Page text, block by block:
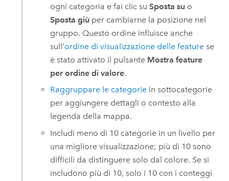
ogni categoria e fai clic suSposta su o
Sposta giù per cambiarne la posizione nel
gruppo. Questo ordine influisce anche
sull'ordine di visualizzazione delle feature se
è stato attivato il pulsante Mostra feature
per ordine di valore.
Raggruppare le categorie in sottocategorie
per aggiungere dettagli o contesto alla
legenda della mappa.
Includi meno di 10 categorie in un livello per
una migliore visualizzazione; più di 10 sono
difficili da distinguere solo dal colore. Se si
includono più di 10, solo i 10 con i conteggi